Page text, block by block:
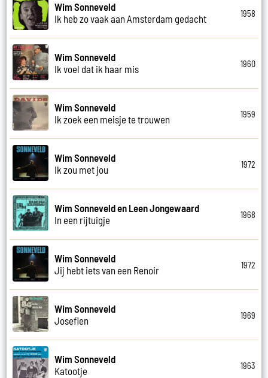
Wim Sonneveld
Ik heb zo vaak aan Amsterdam gedacht
1958
Wim Sonneveld
Ik voel dat ik haar mis
1960
Wim Sonneveld
Ik zoek een meisje te trouwen
1959
Wim Sonneveld
Ik zou met jou
1972
Wim Sonneveld en Leen Jongewaard
In een rijtuigje
1968
Wim Sonneveld
Jij hebt iets van een Renoir
1972
Wim Sonneveld
Josefien
1969
Wim Sonneveld
Katootje
1963